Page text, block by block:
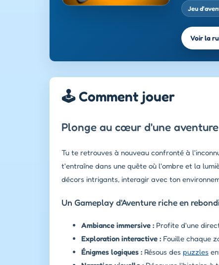
Jeu
Voir la
🕹️ Comment jouer
Plonge au cœur d'une
Tu te retrouves à nouveau confronté à
t'entraîne dans une quête où l'ombre et la
décors intrigants, interagir avec ton
Un Gameplay d'Aventure riche en
Ambiance immersive : Profite d'une
Exploration interactive : Fouille chaque
Énigmes logiques : Résous des puzzles